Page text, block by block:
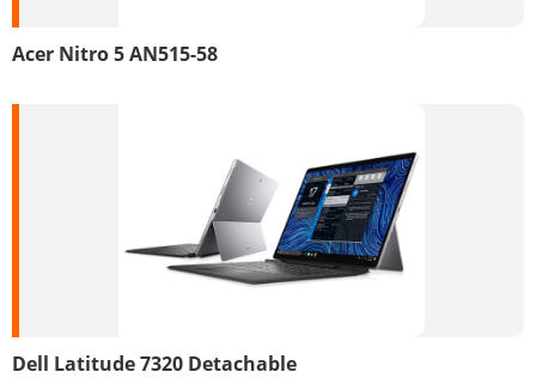
Acer Nitro 5 AN515-58
Dell Latitude 7320 Detachable